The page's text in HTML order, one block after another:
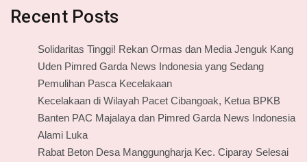
Recent Posts
Solidaritas Tinggi! Rekan Ormas dan Media Jenguk Kang
Uden Pimred Garda News Indonesia yang Sedang
Pemulihan Pasca Kecelakaan
Kecelakaan di Wilayah Pacet Cibangoak, Ketua BPKB
Banten PAC Majalaya dan Pimred Garda News Indonesia
Alami Luka
Rabat Beton Desa Manggungharja Kec. Ciparay Selesai